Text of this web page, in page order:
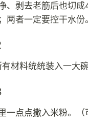
、剥去老筋后也切
两者一定要控干水
有材料统统装入一大
一点点撒入米粉。（